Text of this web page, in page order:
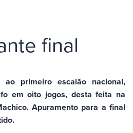
final
ao primeiro escalão nacional,
em oito jogos, desta feita na
Apuramento para a final